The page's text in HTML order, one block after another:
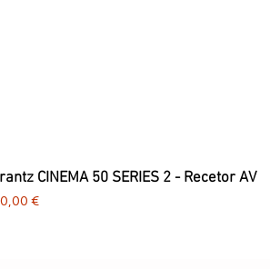
CINEMA 50 SERIES 2 - Recetor AV
€